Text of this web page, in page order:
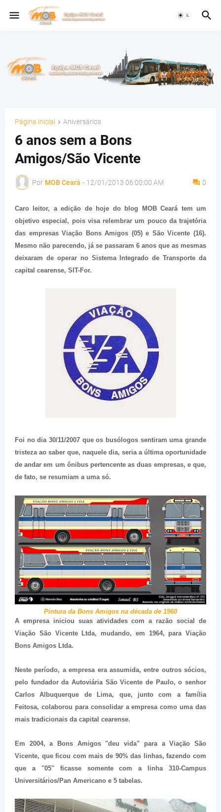
Página inicial Aniversários
6 anos sem a Bons
Amigos/São Vicente
Por MOB Ceará - 12/01/2013 06:00:00 AM 0
Caro leitor, a edição de hoje do blog MOB Ceará tem um
objetivo especial, pois visa relembrar um pouco da trajetória
das empresas Viação Bons Amigos (05) e São Vicente (16).
Mesmo não parecendo, já se passaram 6 anos que as mesmas
deixaram de operar no Sistema Integrado de Transporte da
capital cearense, SIT-For.
Foi no dia 30/11/2007 que os busólogos sentiram uma grande
tristeza ao saber que, naquele dia, seria a última oportunidade
de andar em um ônibus pertencente as duas empresas, e que,
de fato, se resumiam a uma só.
Pintura da Bons Amigos na década de 1960
A empresa iniciou suas atividades com a razão social de
Viação São Vicente Ltda, mudando, em 1964, para Viação
Bons Amigos Ltda.
Neste período, a empresa era assumida, entre outros sócios,
pelo fundador da Autoviária São Vicente de Paulo, o senhor
Carlos Albuquerque de Lima, que, junto com a família
Feitosa, colaborou para consolidar a empresa como uma das
mais tradicionais da capital cearense.
Em 2004, a Bons Amigos "deu vida" para a Viação São
Vicente, que ficou com mais de 90% das linhas, fazendo com
que a ''05'' ficasse somente com a linha 310-Campus
Universitários/Pan Americano e 5 tabelas.